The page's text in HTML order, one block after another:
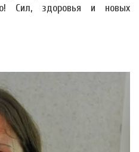
Сил, здоровья и новых